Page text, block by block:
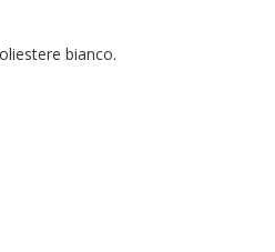
bianco.